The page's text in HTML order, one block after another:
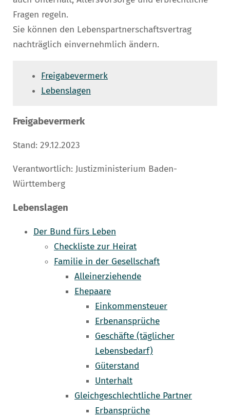
Fragen regeln.
Sie können den Lebenspartnerschaftsvertrag
nachträglich einvernehmlich ändern.
Freigabevermerk
Lebenslagen
Freigabevermerk
Stand: 29.12.2023
Verantwortlich: Justizministerium Baden-
Württemberg
Lebenslagen
Der Bund fürs Leben
Checkliste zur Heirat
Familie in der Gesellschaft
Alleinerziehende
Ehepaare
Einkommensteuer
Erbenansprüche
Geschäfte (täglicher
Lebensbedarf)
Güterstand
Unterhalt
Gleichgeschlechtliche Partner
Erbansprüche